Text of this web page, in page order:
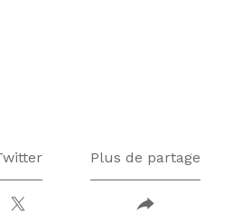
Plus de partage